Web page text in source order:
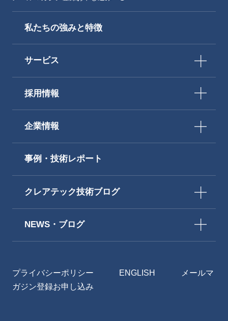
私たちの強みと特徴
サービス
採用情報
企業情報
事例・技術レポート
クレアテック技術ブログ
NEWS・ブログ
プライバシーポリシー ENGLISH
メールマ
ガジン登録お申し込み